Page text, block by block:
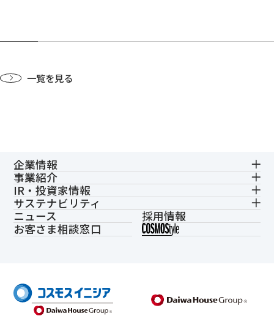
一覧を見る
企業情報
事業紹介
IR・投資家情報
サステナビリティ
ニュース
採用情報
お客さま相談窓口